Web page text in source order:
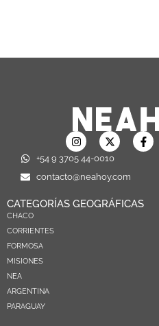
+54 9 3705 44-0010
contacto@neahoy.com
CATEGORÍAS GEOGRÁFICAS
CHACO
CORRIENTES
FORMOSA
MISIONES
NEA
ARGENTINA
PARAGUAY